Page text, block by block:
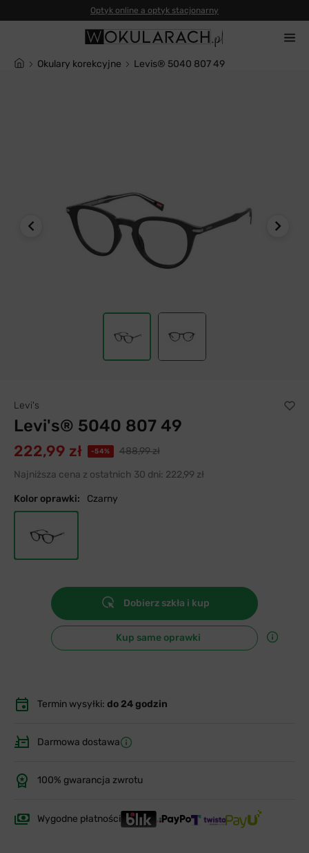
Okulary korekcyjne Levis® 5040 807 49
Levi's
Levi's® 5040 807 49
222,99 zł -54%
488,99 zł
Najniższa cena z ostatnich 30 dni: 222,99 zł
Kolor oprawki: Czarny
Dobierz szkła i kup
Kup same oprawki
Termin wysyłki: do 24 godzin
Darmowa dostawa
100% gwarancja zwrotu
Wygodne płatności